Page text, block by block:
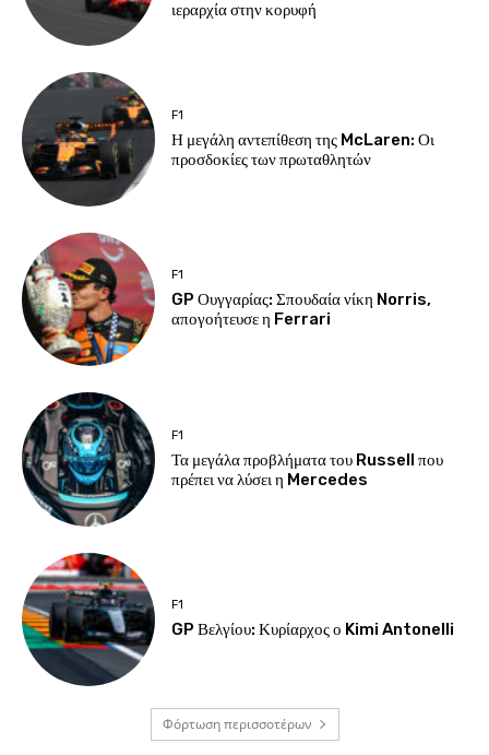
ιεραρχία στην κορυφή
F1
Η μεγάλη αντεπίθεση της McLaren: Οι
προσδοκίες των πρωταθλητών
F1
GP Ουγγαρίας: Σπουδαία νίκη Norris,
απογοήτευσε η Ferrari
F1
Τα μεγάλα προβλήματα του Russell που
πρέπει να λύσει η Mercedes
F1
GP Βελγίου: Κυρίαρχος ο Kimi Antonelli
Φόρτωση περισσοτέρων